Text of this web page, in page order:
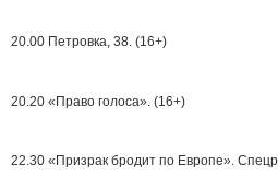
20.00 Петровка, 38. (16+)
20.20 «Право голоса». (16+)
22.30 «Призрак бродит по Европе».